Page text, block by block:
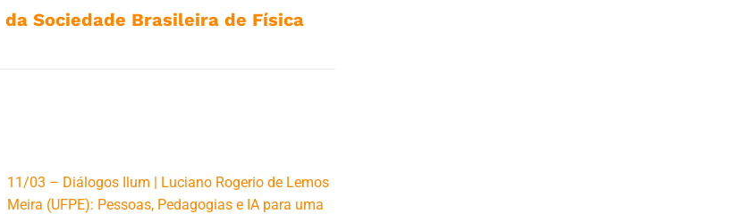
post:
da Sociedade Brasileira de Física
11/03 – Diálogos Ilum | Luciano Rogerio de Lemos
Meira (UFPE): Pessoas, Pedagogias e IA para uma